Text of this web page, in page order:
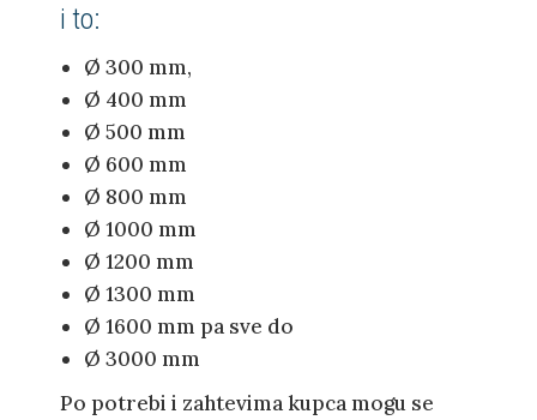
i to:
Ø 300 mm,
Ø 400 mm
Ø 500 mm
Ø 600 mm
Ø 800 mm
Ø 1000 mm
Ø 1200 mm
Ø 1300 mm
Ø 1600 mm pa sve do
Ø 3000 mm
Po potrebi i zahtevima kupca mogu se